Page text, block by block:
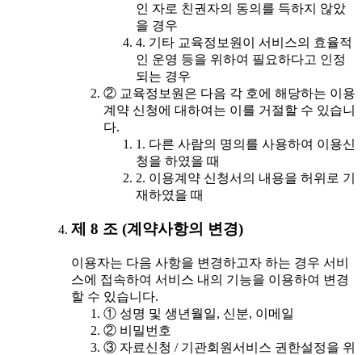
인 자로 친권자의 동의를 득하지 않았
을 경우
4. 기타 교육정보원이 서비스의 효율적
인 운영 등을 위하여 필요하다고 인정
되는 경우
② 교육정보원은 다음 각 호에 해당하는 이용
계약 신청에 대하여는 이를 거절할 수 있습니
다.
1. 다른 사람의 명의를 사용하여 이용신
청을 하였을 때
2. 이용계약 신청서의 내용을 허위로 기
재하였을 때
제 8 조 (계약사항의 변경)
이용자는 다음 사항을 변경하고자 하는 경우 서비
스에 접속하여 서비스 내의 기능을 이용하여 변경
할 수 있습니다.
① 성명 및 생년월일, 신분, 이메일
② 비밀번호
③ 자료신청 / 기관회원서비스 권한설정을 위